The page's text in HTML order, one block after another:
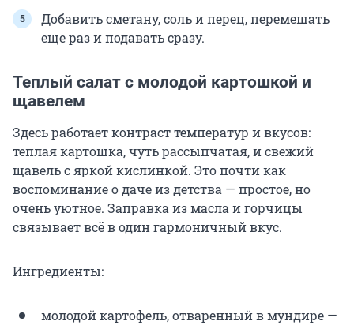
Добавить сметану, соль и перец, перемешать
еще раз и подавать сразу.
Теплый салат с молодой картошкой и
щавелем
Здесь работает контраст температур и вкусов:
теплая картошка, чуть рассыпчатая, и свежий
щавель с яркой кислинкой. Это почти как
воспоминание о даче из детства — простое, но
очень уютное. Заправка из масла и горчицы
связывает всё в один гармоничный вкус.
Ингредиенты:
молодой картофель, отваренный в мундире —